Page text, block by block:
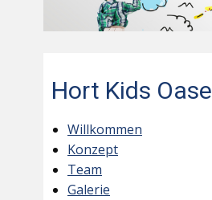
Hort Kids Oase
Willkommen
Konzept
Team
Galerie